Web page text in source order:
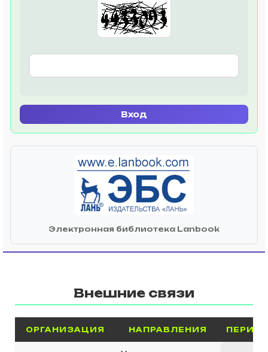
Вход
Электронная библиотека Lanbook
Внешние связи
ОРГАНИЗАЦИЯ НАПРАВЛЕНИЯ